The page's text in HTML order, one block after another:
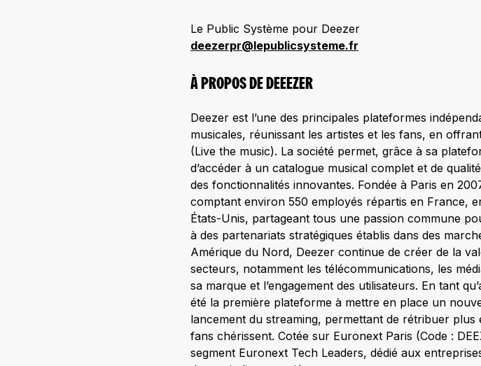
Le Public Système pour Deezer
deezerpr@lepublicsysteme.fr
À PROPOS DE DEEEZER
Deezer est l’une des principales plateformes
musicales, réunissant les artistes et les fans, en
(Live the music). La société permet, grâce à sa
d’accéder à un catalogue musical complet et de
des fonctionnalités innovantes. Fondée à Paris en
comptant environ 550 employés répartis en France,
États-Unis, partageant tous une passion commune
à des partenariats stratégiques établis dans des
Amérique du Nord, Deezer continue de créer de la
secteurs, notamment les télécommunications, les
sa marque et l’engagement des utilisateurs. En tant
été la première plateforme à mettre en place un
lancement du streaming, permettant de rétribuer plus
fans chérissent. Cotée sur Euronext Paris (Code :
segment Euronext Tech Leaders, dédié aux